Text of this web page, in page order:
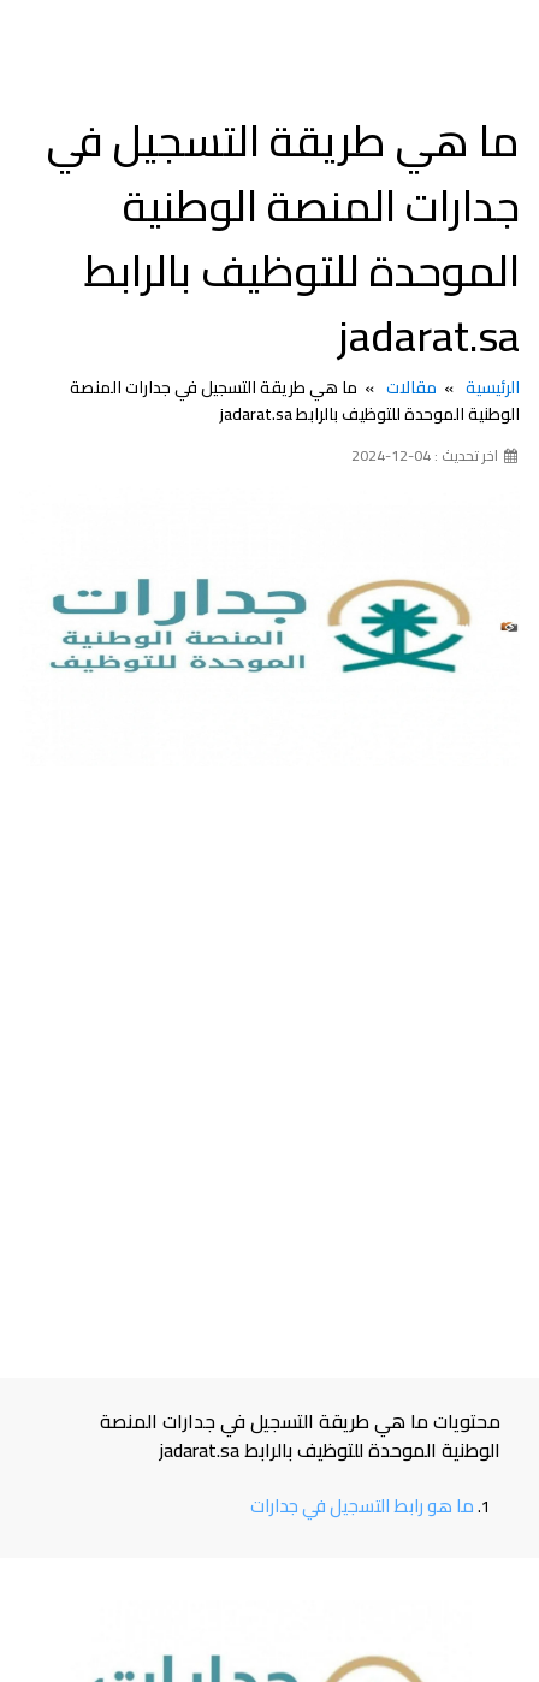
ما هي طريقة التسجيل في
جدارات المنصة الوطنية
الموحدة للتوظيف بالرابط
jadarat.sa
الرئيسية مقالات
ما هي طريقة التسجيل في جدارات المنصة
الوطنية الموحدة للتوظيف بالرابط jadarat.sa
اخر تحديث : 04-12-2024
محتويات ما هي طريقة التسجيل في جدارات المنصة
الوطنية الموحدة للتوظيف بالرابط jadarat.sa
ما هو رابط التسجيل في جدارات